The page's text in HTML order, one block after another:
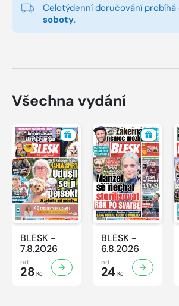
Celotýdenní doručování probíhá
soboty.
Všechna vydání
BLESK -
7.8.2026
od
28 Kč
BLESK -
6.8.2026
od
24Kč